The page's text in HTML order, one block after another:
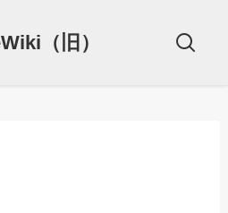
（旧）